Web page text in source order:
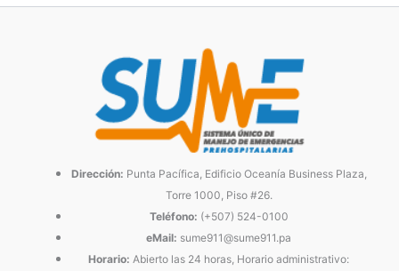
Dirección: Punta Pacífica, Edificio Oceanía Business Plaza,
Torre 1000, Piso #26.
Teléfono: (+507) 524-0100
eMail: sume911@sume911.pa
Horario: Abierto las 24 horas, Horario administrativo: